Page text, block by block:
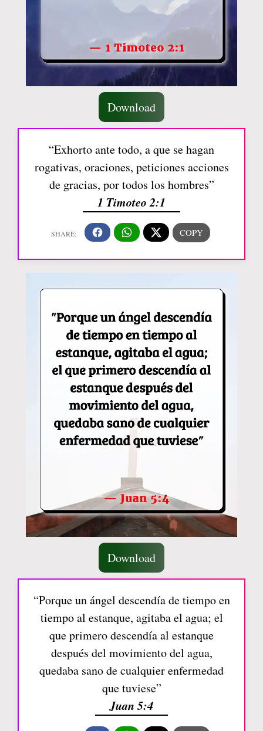
Download
“Exhorto ante todo, a que se hagan
rogativas, oraciones, peticiones acciones
de gracias, por todos los hombres”
1 Timoteo 2:1
Download
“Porque un ángel descendía de tiempo en
tiempo al estanque, agitaba el agua; el
que primero descendía al estanque
después del movimiento del agua,
quedaba sano de cualquier enfermedad
que tuviese”
Juan 5:4